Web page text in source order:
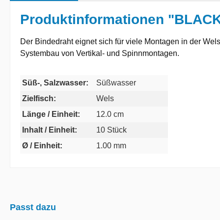
Produktinformationen
Der Bindedraht eignet sich für viele Montagen in der
Systembau von Vertikal- und Spinnmontagen.
Süß-, Salzwasser:
Süßwasser
Zielfisch:
Wels
Länge / Einheit:
12.0 cm
Inhalt / Einheit:
10 Stück
Ø / Einheit:
1.00 mm
Passt dazu